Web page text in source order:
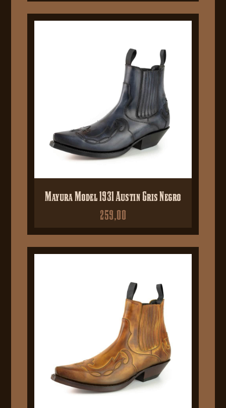
Mayura Model 1931 Austin Gris Negro
259,00